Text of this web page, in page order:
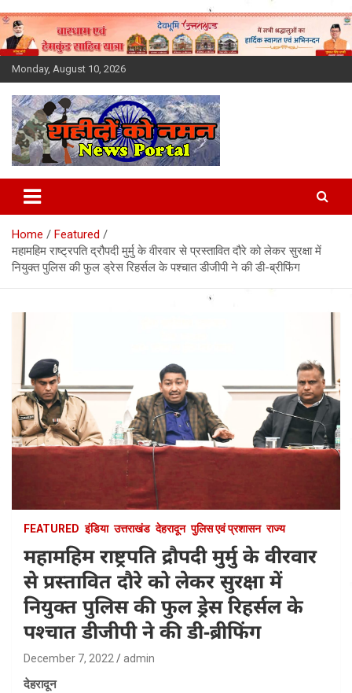
Skip
to
content
Monday, August 10, 2026
Latest News Today, Breaking
News, Uttarakhand News in
Hindi
Home
Featured
महामहिम राष्ट्रपति द्रौपदी मुर्मु के वीरवार से प्रस्तावित दौरे को लेकर सुरक्षा में
नियुक्त पुलिस की फुल ड्रेस रिहर्सल के पश्चात डीजीपी ने की डी-ब्रीफिंग
FEATURED इंडिया उत्तराखंड देहरादून पुलिस एवं प्रशासन राज्य
महामहिम राष्ट्रपति द्रौपदी मुर्मु के वीरवार
से प्रस्तावित दौरे को लेकर सुरक्षा में
नियुक्त पुलिस की फुल ड्रेस रिहर्सल के
पश्चात डीजीपी ने की डी-ब्रीफिंग
December 7, 2022 admin
देहरादून